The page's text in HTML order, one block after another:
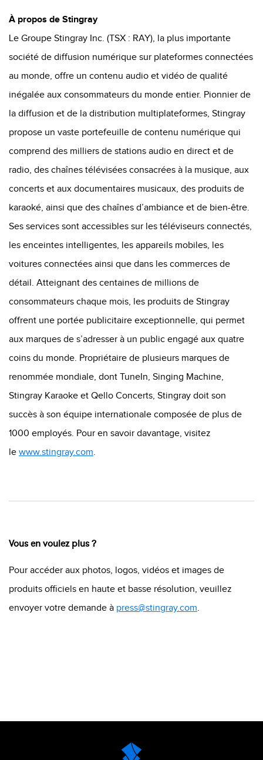
À propos de Stingray
Le Groupe Stingray Inc. (TSX : RAY), la plus importante
société de diffusion numérique sur plateformes connectées
au monde, offre un contenu audio et vidéo de qualité
inégalée aux consommateurs du monde entier. Pionnier de
la diffusion et de la distribution multiplateformes, Stingray
propose un vaste portefeuille de contenu numérique qui
comprend des milliers de stations audio en direct et de
radio, des chaînes télévisées consacrées à la musique, aux
concerts et aux documentaires musicaux, des produits de
karaoké, ainsi que des chaînes d’ambiance et de bien-être.
Ses services sont accessibles sur les téléviseurs connectés,
les enceintes intelligentes, les appareils mobiles, les
voitures connectées ainsi que dans les commerces de
détail. Atteignant des centaines de millions de
consommateurs chaque mois, les produits de Stingray
offrent une portée publicitaire exceptionnelle, qui permet
aux marques de s’adresser à un public engagé aux quatre
coins du monde. Propriétaire de plusieurs marques de
renommée mondiale, dont TuneIn, Singing Machine,
Stingray Karaoke et Qello Concerts, Stingray doit son
succès à son équipe internationale composée de plus de
1000 employés. Pour en savoir davantage, visitez
le www.stingray.com.
Vous en voulez plus ?
Pour accéder aux photos, logos, vidéos et images de
produits officiels en haute et basse résolution, veuillez
envoyer votre demande à press@stingray.com.